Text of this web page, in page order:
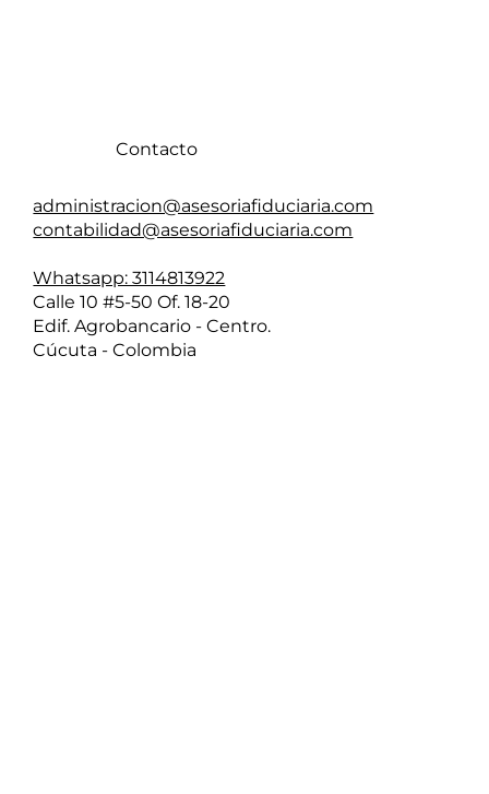
Contacto
administracion@asesoriafiduciaria.com
contabilidad@asesoriafiduciaria.com
Whatsapp: 3114813922
Calle 10 #5-50 Of. 18-20
Edif. Agrobancario - Centro.
Cúcuta - Colombia